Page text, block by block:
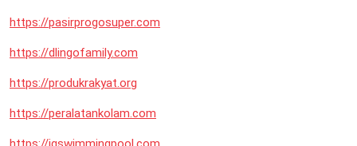
https://pasirprogosuper.com
https://dlingofamily.com
https://produkrakyat.org
https://peralatankolam.com